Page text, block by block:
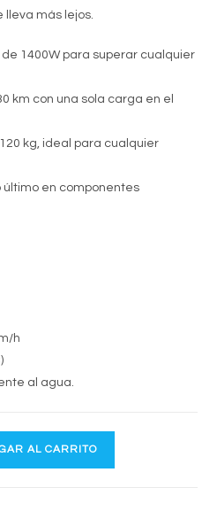
lleva más lejos.
1400W para superar cualquier
km con una sola carga en el
kg, ideal para cualquier
último en componentes
h
al agua.
AL CARRITO